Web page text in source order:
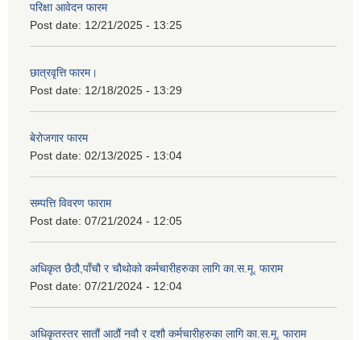
परिक्षा आवेदन फारम
Post date: 12/21/2025 - 13:25
छात्रवृत्ति फारम।
Post date: 12/18/2025 - 13:29
बेरोजगार फारम
Post date: 02/13/2025 - 13:04
सम्पत्ति विवरण फाराम
Post date: 07/21/2024 - 12:05
अधिकृत छैठौ,पाँचौ र चौथोको कर्मचारीहरुका लागि का.स.मू. फाराम
Post date: 07/21/2024 - 12:04
अधिकृतस्तर सातौं आठौं नवौ र दशौ कर्मचारीहरुका लागि का.स.मू. फाराम